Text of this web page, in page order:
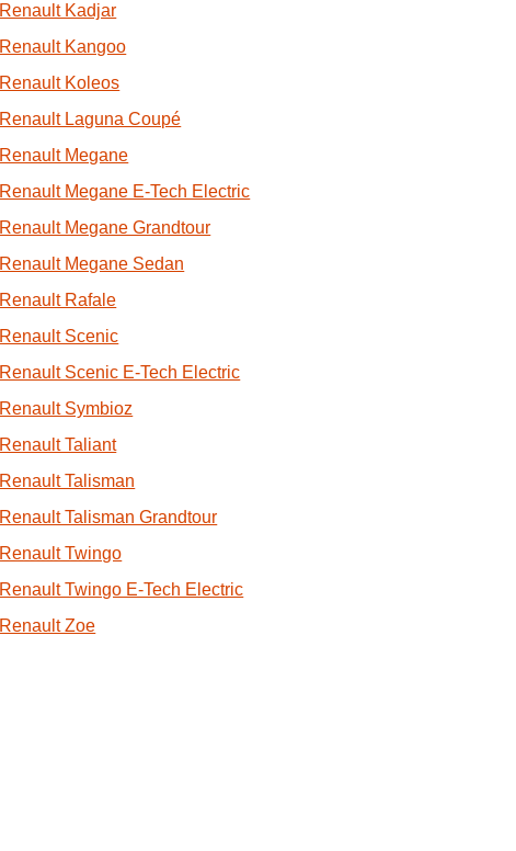
Renault Kadjar
Renault Kangoo
Renault Koleos
Renault Laguna Coupé
Renault Megane
Renault Megane E-Tech Electric
Renault Megane Grandtour
Renault Megane Sedan
Renault Rafale
Renault Scenic
Renault Scenic E-Tech Electric
Renault Symbioz
Renault Taliant
Renault Talisman
Renault Talisman Grandtour
Renault Twingo
Renault Twingo E-Tech Electric
Renault Zoe